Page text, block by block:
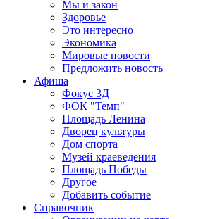
Мы и закон
Здоровье
Это интересно
Экономика
Мировые новости
Предложить новость
Афиша
Фокус 3Д
ФОК "Темп"
Площадь Ленина
Дворец культуры
Дом спорта
Музей краеведения
Площадь Победы
Другое
Добавить событие
Справочник